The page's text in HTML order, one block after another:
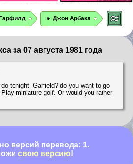
👦 Джон Арбакл
за 07 августа 1981 года
tonight, Garfield? do you want to go
miniature golf. Or would you rather
версий перевода: 1.
свою версию!